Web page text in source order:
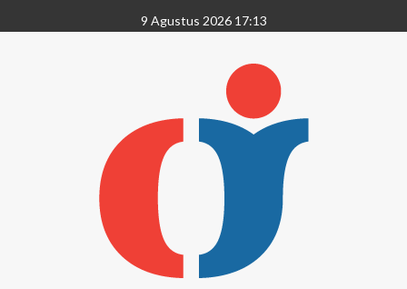
9 Agustus 2026 17:13